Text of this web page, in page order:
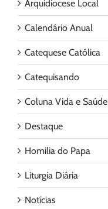
Arquidiocese Local
Calendário Anual
Catequese Católica
Catequisando
Coluna Vida e Saúde
Destaque
Homilia do Papa
Liturgia Diária
Notícias